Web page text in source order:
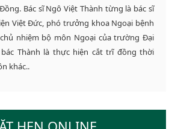
Bác sĩ Ngô Việt Thành từng là bác sĩ
Việt Đức, phó trưởng khoa Ngoại bệnh
nhiệm bộ môn Ngoại của trường Đại
Thành là thực hiện cắt trĩ đồng thời
khác..